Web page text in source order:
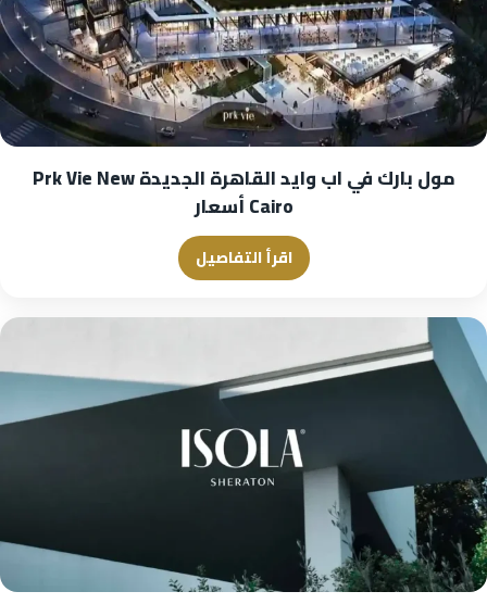
مول بارك في اب وايد القاهرة الجديدة Prk Vie New
Cairo أسعار
اقرأ التفاصيل